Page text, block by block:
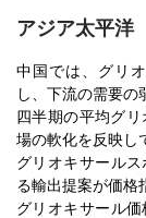
アジア太平洋
中国では、グリ
し、下流の需要の
四半期の平均グ
場の軟化を反映し
グリオキサール
る輸出提案が価格
グリオキサール